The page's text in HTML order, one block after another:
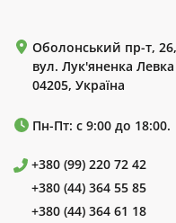
Оболонський пр-т, 26,
вул. Лук'яненка
04205, Україна
Пн-Пт: с 9:00 до 18:00.
+380 (99) 220 72 42
+380 (44) 364 55 85
+380 (44) 364 61 18